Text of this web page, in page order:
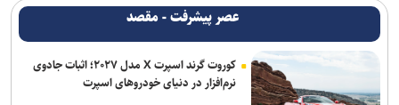
پرچم رقیب بالا رفت و اتفاقی نیفتاد؛ حضور در قهرمانی کشتی جهان با
بادیگارد!
پشت‌پرده بند فسخ قرارداد ۱۰۰ میلیونی استقلال و رضاییان
عصر پیشرفت - مقصد
کوروت گرند اسپرت X مدل ۲۰۲۷؛ اثبات جادوی
نرم‌افزار در دنیای خودروهای اسپرت